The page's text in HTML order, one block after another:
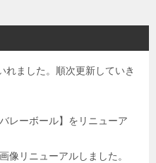
れました。順次更新していき
レーボール】をリニューア
像リニューアルしました。